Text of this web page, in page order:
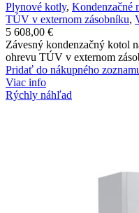
Plynové kotly, Kondenzačné
TÚV v externom zásobníku,
5 608,00 €
Závesný kondenzačný kotol
ohrevu TÚV v externom
Pridať do nákupného
Viac info
Rýchly náhľad